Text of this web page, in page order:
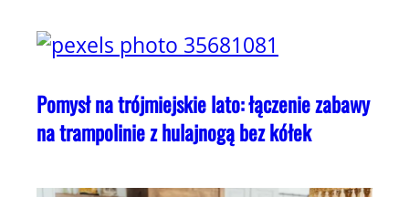
Pomysł na trójmiejskie lato: łączenie zabawy
na trampolinie z hulajnogą bez kółek